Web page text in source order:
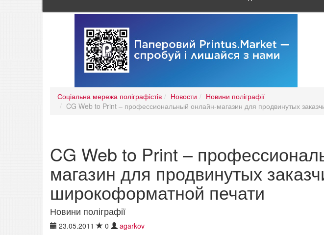
Соціальна мережа поліграфістів Новости
Новини поліграфії
CG Web to Print – профессиональный онлайн-магазин для продвинутых
CG Web to Print –
магазин для продвинутых
широкоформатной печати
Новини поліграфії
23.05.2011 0 agarkov